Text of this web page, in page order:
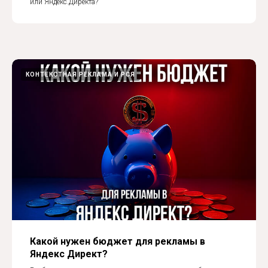
КОНТЕКСТНАЯ РЕКЛАМА И РСЯ
Какой нужен бюджет для рекламы в
Яндекс Директ?